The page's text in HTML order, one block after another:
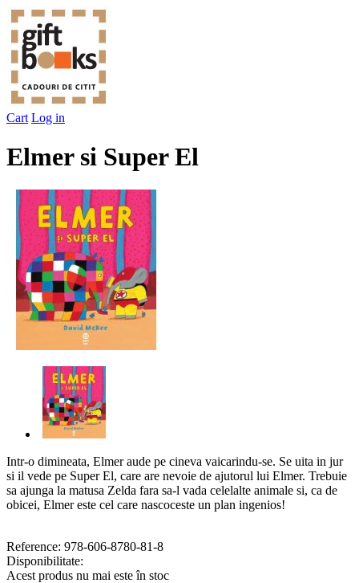
Cart Log in
Elmer si Super El
Intr-o dimineata, Elmer aude pe cineva vaicarindu-se. Se uita in jur
si il vede pe Super El, care are nevoie de ajutorul lui Elmer. Trebuie
sa ajunga la matusa Zelda fara sa-l vada celelalte animale si, ca de
obicei, Elmer este cel care nascoceste un plan ingenios!
Reference: 978-606-8780-81-8
Disponibilitate:
Acest produs nu mai este în stoc